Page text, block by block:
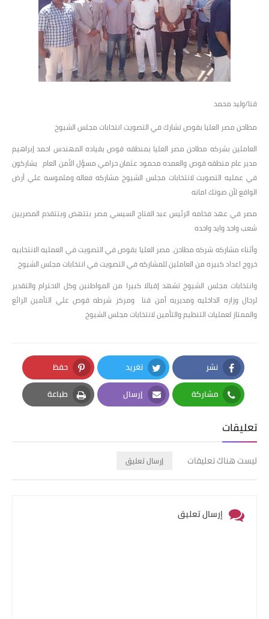
قنا/وليد محمد
مطاحن مصر العليا بقوص تشارك في التصويت انتخابات مجلس الشيوخ
العاملين بشركه مطاحن مصر العليا بمنطقه قوص بقياده المهندس احمد إبراهيم
مدير عام منطقه قوص والعمده محمود عثمان حرامي مسؤل الأمن العام يشاركون
في عمليه التصويت لانتخابات مجلس الشيوخ مشاركه فعاله وملموسه علي أرض
الواقع لأن صوتك امانه
مصر في عهد فخامه الرئيس عبد الفتاح السيسي مصر بتتهض وبتتقدم المصريين
شعب واحد وايد واحده
وأثناء مشاركه شركه مطاحن. مصر العليا بقوص في التصويت في العمليه الانتخابيه
خروج اعداد كبيره من العاملين للمشاركه في التصويت في انتخابات مجلس الشيوخ
وانتخابات مجلس الشيوخ تشهد إقبالا كبيرا من المواطنين وكل الاحترام والتقدير
لرجال وزاره الداخليه ومديريه أمن قنا ومركز شرطه قوص علي التأمين الرائع
والممتاز لعمليات التنظيم والتأمين لانتخابات مجلس الشيوخ
نشر
Facebook
تغريد
Twitter
حفظ
Pinterest
مشاركة
Whatsapp
إرسال
Email
طباعة
Print
تعليقات
ليست هناك تعليقات إرسال تعليق
إرسال تعليق